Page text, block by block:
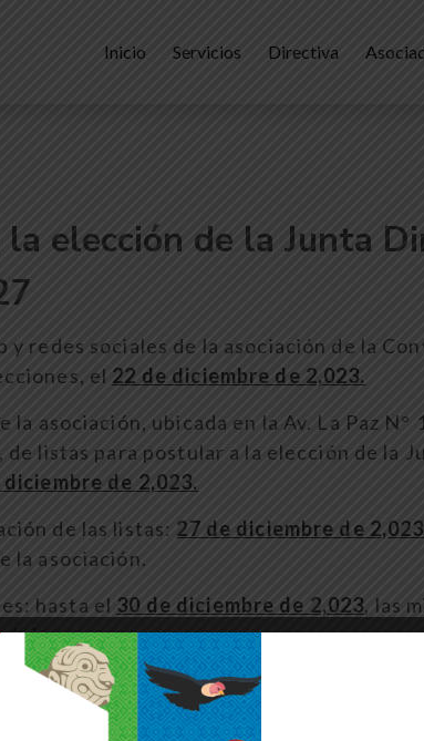
Inicio Servicios Directiva
elección de la Junta
y redes sociales de la asociación de la
el 22 de diciembre de 2,023.
la asociación, ubicada en la Av. La Paz
listas para postular a la elección de la
diciembre de 2,023.
de las listas: 27 de diciembre de 2,023
la asociación.
hasta el 30 de diciembre de 2,023, las
de Observaciones:02 de enero de 2,024
redes sociales de la asociación de Listas